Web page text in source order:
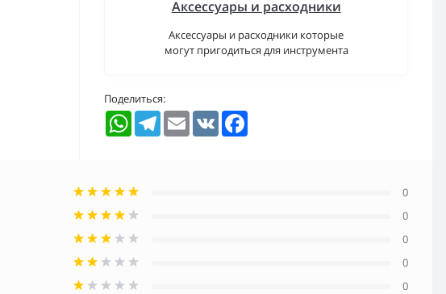
Аксессуары и расходники
Аксессуары и расходники которые
могут пригодиться для инструмента
Поделиться:
WhatsAppTelegramEmail VK
0
0
0
0
0